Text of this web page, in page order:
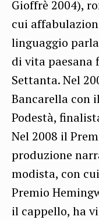
Gioffrè 2004),
cui
linguaggio
di vita
Settanta. Nel
Bancarella con
Podestà,
Nel 2008 il
produzione
modista, con
Premio
il cappello, ha